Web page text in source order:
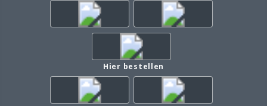
Hier bestellen